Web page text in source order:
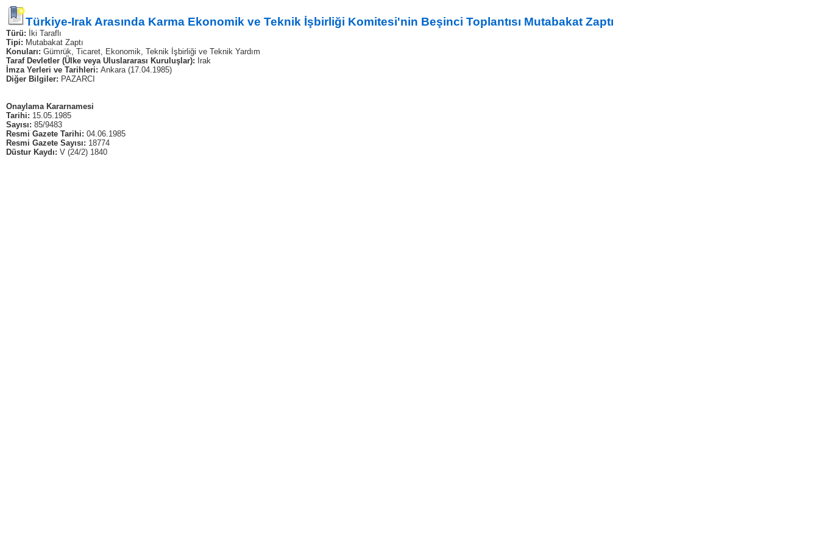
Türkiye-Irak Arasında Karma Ekonomik ve Teknik İşbirliği Komitesi'nin Beşinci Toplantısı Mutabakat Zaptı
Türü:
İki Taraflı
Tipi: Mutabakat Zaptı
Konuları: Gümrük, Ticaret, Ekonomik, Teknik İşbirliği ve Teknik Yardım
Taraf Devletler (Ülke veya Uluslararası Kuruluşlar): Irak
İmza Yerleri ve Tarihleri: Ankara (17.04.1985)
Diğer Bilgiler: PAZARCI
Onaylama Kararnamesi
Tarihi: 15.05.1985
Sayısı: 85/9483
Resmi Gazete Tarihi: 04.06.1985
Resmi Gazete Sayısı: 18774
Düstur Kaydı: V (24/2) 1840